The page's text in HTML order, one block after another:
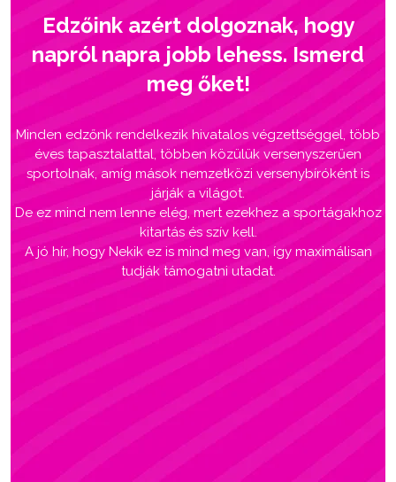
Edzőink azért dolgoznak, hogy
napról napra jobb lehess. Ismerd
meg őket!
Minden edzőnk rendelkezik hivatalos végzettséggel, több
éves tapasztalattal, többen közülük versenyszerűen
sportolnak, amíg mások nemzetközi versenybíróként is
járják a világot.
De ez mind nem lenne elég, mert ezekhez a sportágakhoz
kitartás és szív kell.
A jó hír, hogy Nekik ez is mind meg van, így maximálisan
tudják támogatni utadat.